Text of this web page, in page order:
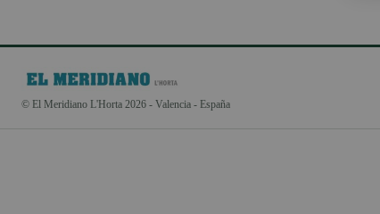
© El Meridiano L'Horta 2026 - Valencia - España